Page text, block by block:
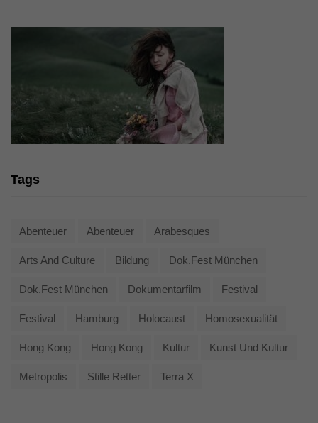
Tags
Abenteuer Abenteuer Arabesques
Arts And Culture Bildung Dok.fest München
Dok.fest München Dokumentarfilm Festival
Festival Hamburg Holocaust Homosexualität
Hong Kong Hong Kong Kultur Kunst Und Kultur
Metropolis Stille Retter Terra X